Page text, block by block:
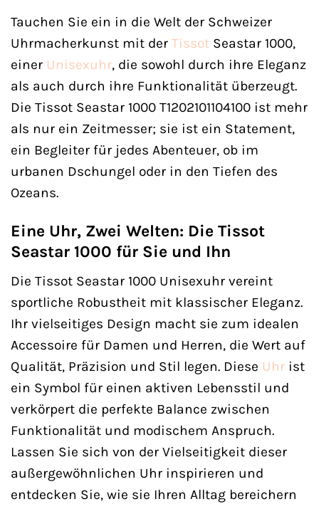
Tauchen Sie ein in die Welt der Schweizer
Uhrmacherkunst mit der Tissot Seastar 1000,
einer Unisexuhr, die sowohl durch ihre Eleganz
als auch durch ihre Funktionalität überzeugt.
Die Tissot Seastar 1000 T1202101104100 ist mehr
als nur ein Zeitmesser; sie ist ein Statement,
ein Begleiter für jedes Abenteuer, ob im
urbanen Dschungel oder in den Tiefen des
Ozeans.
Eine Uhr, Zwei Welten: Die Tissot
Seastar 1000 für Sie und Ihn
Die Tissot Seastar 1000 Unisexuhr vereint
sportliche Robustheit mit klassischer Eleganz.
Ihr vielseitiges Design macht sie zum idealen
Accessoire für Damen und Herren, die Wert auf
Qualität, Präzision und Stil legen. Diese Uhr ist
ein Symbol für einen aktiven Lebensstil und
verkörpert die perfekte Balance zwischen
Funktionalität und modischem Anspruch.
Lassen Sie sich von der Vielseitigkeit dieser
außergewöhnlichen Uhr inspirieren und
entdecken Sie, wie sie Ihren Alltag bereichern